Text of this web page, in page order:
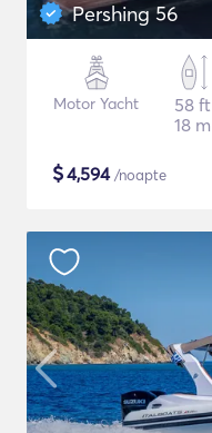
Pershing 56
Motor Yacht
58 ft
18 m
$4,594/noapte